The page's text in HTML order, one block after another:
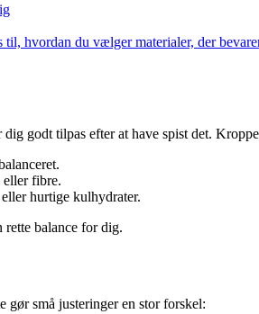
hvordan du vælger materialer, der
godt tilpas efter at have spist det.
eller fibre.
hurtige kulhydrater.
balance for dig.
gør små justeringer en stor forskel: